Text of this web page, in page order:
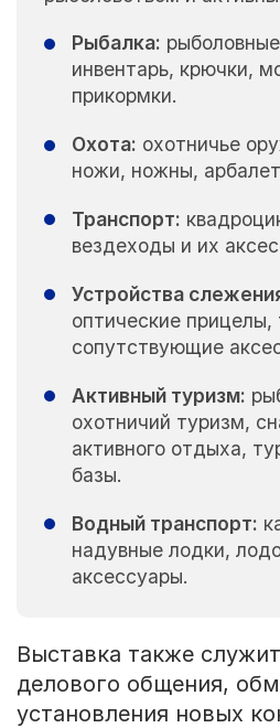
Рыбалка:
инвентарь, крючки,
прикормки.
Охота: охотничье
ножи, ножны,
Транспорт:
вездеходы и их
Устройства
оптические прицелы,
сопутствующие
Активный туризм:
охотничий туризм,
активного отдыха,
базы.
Водный транспорт:
надувные лодки,
аксессуары.
Выставка также
делового общения,
установления новых